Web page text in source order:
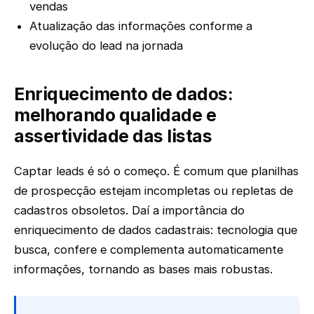
vendas
Atualização das informações conforme a
evolução do lead na jornada
Enriquecimento de dados:
melhorando qualidade e
assertividade das listas
Captar leads é só o começo. É comum que planilhas
de prospecção estejam incompletas ou repletas de
cadastros obsoletos. Daí a importância do
enriquecimento de dados cadastrais: tecnologia que
busca, confere e complementa automaticamente
informações, tornando as bases mais robustas.